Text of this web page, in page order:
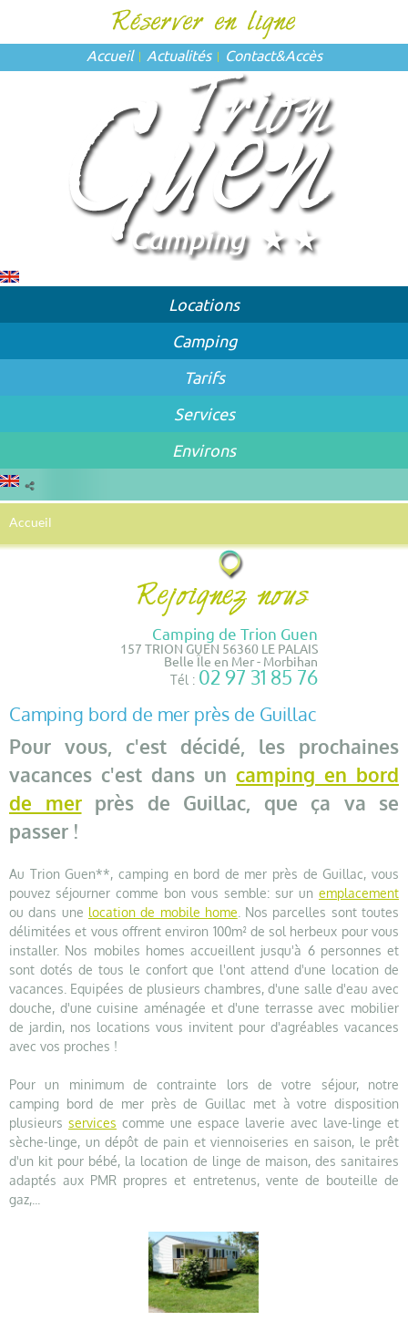
Accueil Actualités Contact&Accès
Locations
Camping
Tarifs
Services
Environs
Accueil
Camping de Trion Guen
157 TRION GUEN 56360 LE PALAIS
Belle Île en Mer - Morbihan
Tél : 02 97 31 85 76
Camping bord de mer près de Guillac
Pour vous, c'est décidé, les prochaines
vacances c'est dans un camping en bord
de merprès de Guillac, que ça va se
passer !
Au Trion Guen**, camping en bord de mer près de Guillac, vous
pouvez séjourner comme bon vous semble: sur un emplacement
ou dans une location de mobile home . Nos parcelles sont toutes
délimitées et vous offrent environ 100m² de sol herbeux pour vous
installer. Nos mobiles homes accueillent jusqu'à 6 personnes et
sont dotés de tous le confort que l'ont attend d'une location de
vacances. Equipées de plusieurs chambres, d'une salle d'eau avec
douche, d'une cuisine aménagée et d'une terrasse avec mobilier
de jardin, nos locations vous invitent pour d'agréables vacances
avec vos proches !
Pour un minimum de contrainte lors de votre séjour, notre
camping bord de mer près de Guillac met à votre disposition
plusieurs services comme une espace laverie avec lave-linge et
sèche-linge, un dépôt de pain et viennoiseries en saison, le prêt
d'un kit pour bébé, la location de linge de maison, des sanitaires
adaptés aux PMR propres et entretenus, vente de bouteille de
gaz,...